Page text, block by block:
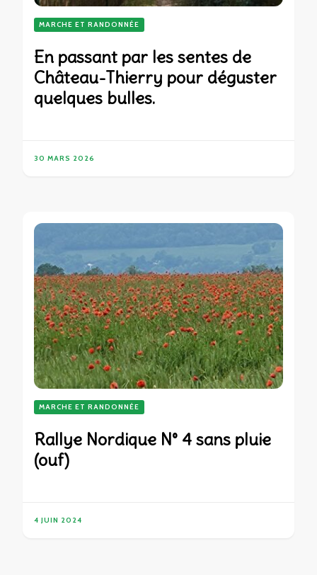
MARCHE ET RANDONNÉE
En passant par les sentes de
Château-Thierry pour déguster
quelques bulles.
30 MARS 2026
MARCHE ET RANDONNÉE
Rallye Nordique N° 4 sans pluie
(ouf)
4 JUIN 2024